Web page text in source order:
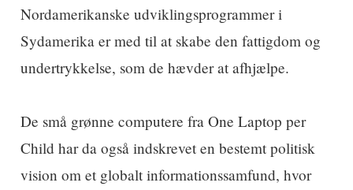
Nordamerikanske udviklingsprogrammer i
Sydamerika er med til at skabe den fattigdom og
undertrykkelse, som de hævder at afhjælpe.
De små grønne computere fra One Laptop per
Child har da også indskrevet en bestemt politisk
vision om et globalt informationssamfund, hvor